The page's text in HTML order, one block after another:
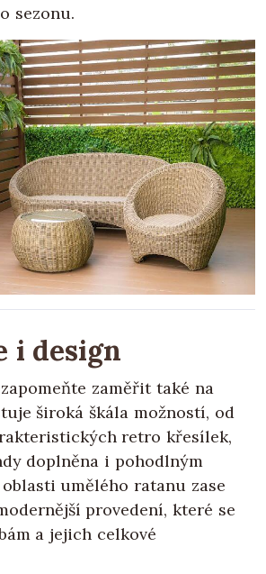
sezonu.
i design
zaměřit také na
široká škála možností, od
retro křesílek,
doplněna i pohodlným
umělého ratanu zase
provedení, které se
a jejich celkové